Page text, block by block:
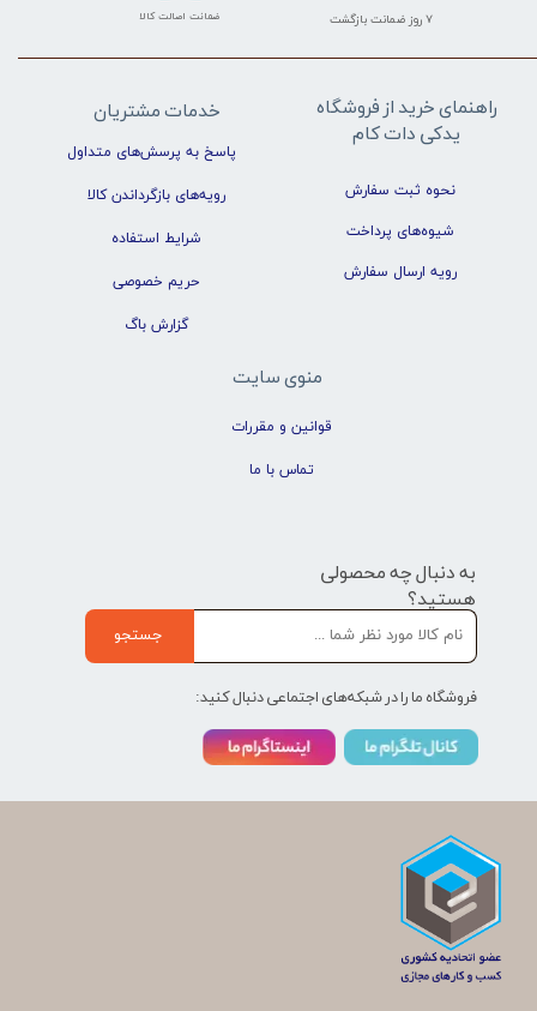
۷ روز ضمانت بازگشت ضمانت اصالت کالا
راهنمای خرید از فروشگاه
یدکی دات کام
نحوه ثبت سفارش
شیوه‌های پرداخت
رویه ارسال سفارش
خدمات مشتریان
پاسخ به پرسش‌های متداول
رویه‌های بازگرداندن کالا
شرایط استفاده
حریم خصوصی
گزارش باگ
منوی سایت
قوانین و مقررات
تماس با ما
به دنبال چه محصولی
هستید؟
جستجو
فروشگاه ما را در شبکه‌های اجتماعی دنبال کنید: